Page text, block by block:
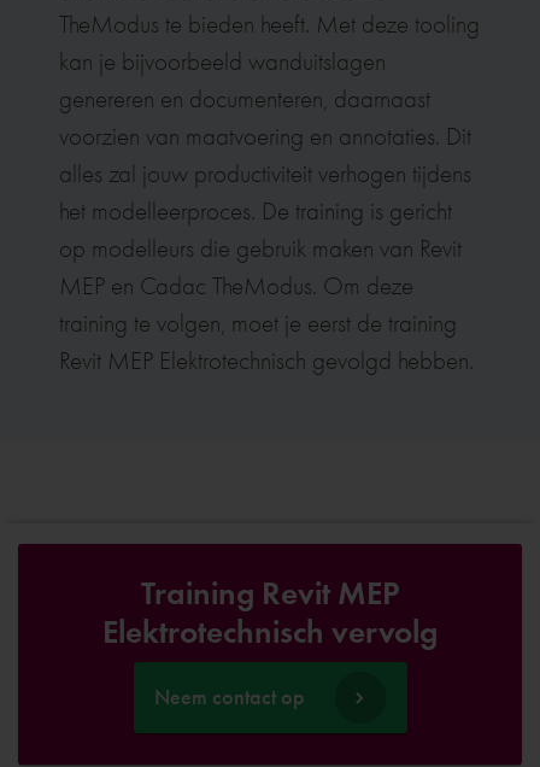
TheModus te bieden heeft. Met deze tooling
kan je bijvoorbeeld wanduitslagen
genereren en documenteren, daarnaast
voorzien van maatvoering en annotaties. Dit
alles zal jouw productiviteit verhogen tijdens
het modelleerproces. De training is gericht
op modelleurs die gebruik maken van Revit
MEP en Cadac TheModus. Om deze
training te volgen, moet je eerst de training
Revit MEP Elektrotechnisch gevolgd hebben.
Training Revit MEP
Elektrotechnisch vervolg
Neem contact op